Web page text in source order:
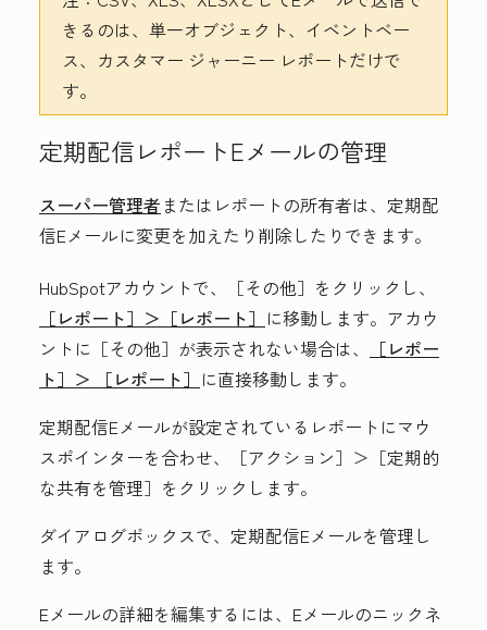
きるのは、単一オブジェクト、イベントベー
ス、カスタマー ジャーニー レポートだけで
す。
定期配信レポートEメールの管理
スーパー管理者 またはレポートの所有者は、定期配
信Eメールに変更を加えたり削除したりできます。
HubSpotアカウントで、
［その他］をクリックし、
［レポート］＞ ［レポート］ に移動します。アカウ
ントに ［その他］が表示されない場合は、
［レポー
ト］＞
［レポート］ に直接移動します。
定期配信Eメールが設定されているレポートにマウ
スポインターを合わせ、［アクション］ ＞［定期的
な共有を管理］ をクリックします。
ダイアログボックスで、定期配信Eメールを管理し
ます。
Eメールの詳細を編集するには、 Eメールのニックネ